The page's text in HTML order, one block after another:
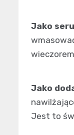
Jako
Jako
Jest to